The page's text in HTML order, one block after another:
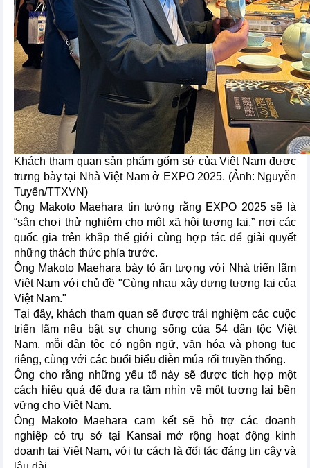
Khách tham quan sản phẩm gốm sứ của Việt Nam được
trưng bày tại Nhà Việt Nam ở EXPO 2025. (Ảnh: Nguyễn
Tuyến/TTXVN)
Ông Makoto Maehara tin tưởng rằng EXPO 2025 sẽ là
“sân chơi thử nghiệm cho một xã hội tương lai,” nơi các
quốc gia trên khắp thế giới cùng hợp tác để giải quyết
những thách thức phía trước.
Ông Makoto Maehara bày tỏ ấn tượng với Nhà triển lãm
Việt Nam với chủ đề "Cùng nhau xây dựng tương lai của
Việt Nam."
Tại đây, khách tham quan sẽ được trải nghiệm các cuộc
triển lãm nêu bật sự chung sống của 54 dân tộc Việt
Nam, mỗi dân tộc có ngôn ngữ, văn hóa và phong tục
riêng, cùng với các buổi biểu diễn múa rối truyền thống.
Ông cho rằng những yếu tố này sẽ được tích hợp một
cách hiệu quả để đưa ra tầm nhìn về một tương lai bền
vững cho Việt Nam.
Ông Makoto Maehara cam kết sẽ hỗ trợ các doanh
nghiệp có trụ sở tại Kansai mở rộng hoạt động kinh
doanh tại Việt Nam, với tư cách là đối tác đáng tin cậy và